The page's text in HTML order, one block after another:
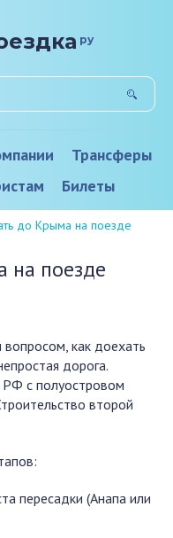
ру
Трансферы
Билеты
до Крыма на поезде
на поезде
как доехать
дорога.
с полуостровом
второй
пересадки (Анапа или